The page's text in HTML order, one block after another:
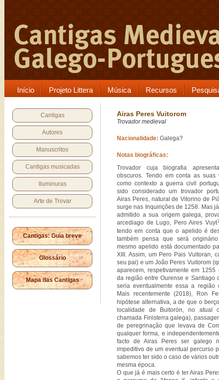
Início Projeto Littera Música Recursos
Cantigas
Autores
Manuscritos
Cantigas musicadas
Iluminuras
Arte de Trovar
Cantigas: Guia breve
Glossário
Mapa das Cantigas
Airas Peres Vuitorom
Trovador medieval
Nacionalidade: Galega?
Notas biográficas:
Trovador cuja biografia
obscuros. Tendo em conta as suas
como contexto a guerra civil
sido considerado um trovador
Airas Peres, natural de Vitorino de
surge nas Inquirições de 1258. Mas
admitido a sua origem galega,
arcediago de Lugo, Pero Aires Vuyt
tendo em conta que o apelido é
também pensa que será
mesmo apelido está documentado
XIII. Assim, um Pero Pais Vultoran,
seu pai) e um João Peres Vuitorom
aparecem, respetivamente em
da região entre Ourense e Santiago
seria eventualmente essa a região
Mais recentemente (2018), Ron
hipótese alternativa, a de que o
localidade de Buitorón, no atual
chamada Finisterra galega),
de peregrinação que levava de
qualquer forma, e
facto de Airas Peres ser galego
impeditivo de um eventual percurso
sabemos ter sido o caso de vários
mesma época.
O que já é mais certo é ter Airas